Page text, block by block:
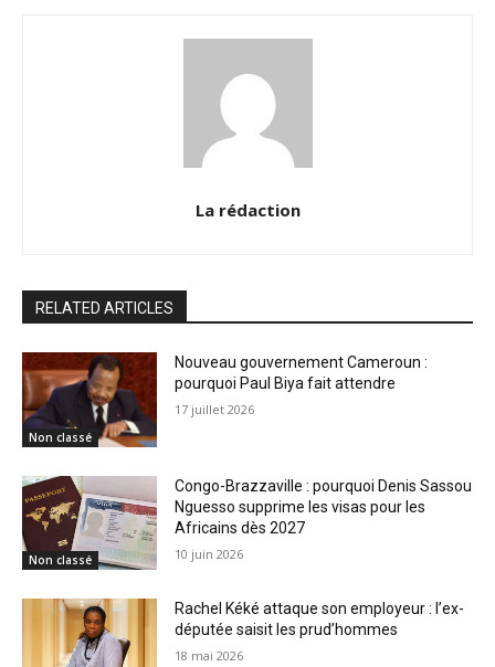
La rédaction
RELATED ARTICLES
Non classé
Nouveau gouvernement Cameroun :
pourquoi Paul Biya fait attendre
17 juillet 2026
Non classé
Congo-Brazzaville : pourquoi Denis Sassou
Nguesso supprime les visas pour les
Africains dès 2027
10 juin 2026
Rachel Kéké attaque son employeur : l’ex-
députée saisit les prud’hommes
18 mai 2026